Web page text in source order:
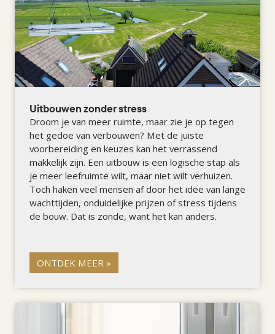
Uitbouwen zonder stress
Droom je van meer ruimte, maar zie je op tegen
het gedoe van verbouwen? Met de juiste
voorbereiding en keuzes kan het verrassend
makkelijk zijn. Een uitbouw is een logische stap als
je meer leefruimte wilt, maar niet wilt verhuizen.
Toch haken veel mensen af door het idee van lange
wachttijden, onduidelijke prijzen of stress tijdens
de bouw. Dat is zonde, want het kan anders.
ONTDEK MEER »